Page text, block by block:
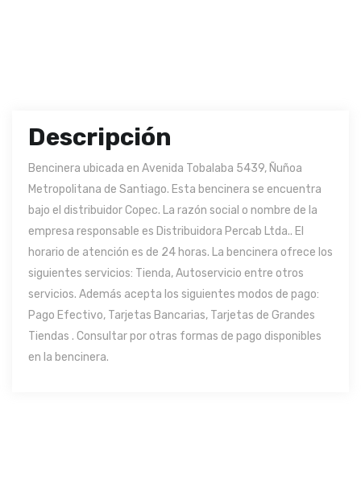
Descripción
Bencinera ubicada en Avenida Tobalaba 5439, Ñuñoa
Metropolitana de Santiago. Esta bencinera se encuentra
bajo el distribuidor Copec. La razón social o nombre de la
empresa responsable es Distribuidora Percab Ltda.. El
horario de atención es de 24 horas. La bencinera ofrece los
siguientes servicios: Tienda, Autoservicio entre otros
servicios. Además acepta los siguientes modos de pago:
Pago Efectivo, Tarjetas Bancarias, Tarjetas de Grandes
Tiendas . Consultar por otras formas de pago disponibles
en la bencinera.